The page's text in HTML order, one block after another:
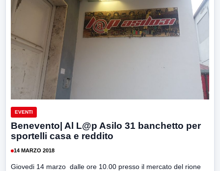
EVENTI
Benevento| Al L@p Asilo 31 banchetto per
sportelli casa e reddito
14 MARZO 2018
Giovedi 14 marzo dalle ore 10.00 presso il mercato del rione